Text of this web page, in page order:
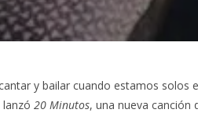
y bailar cuando estamos solos
lanzó 20 Minutos, una nueva canción